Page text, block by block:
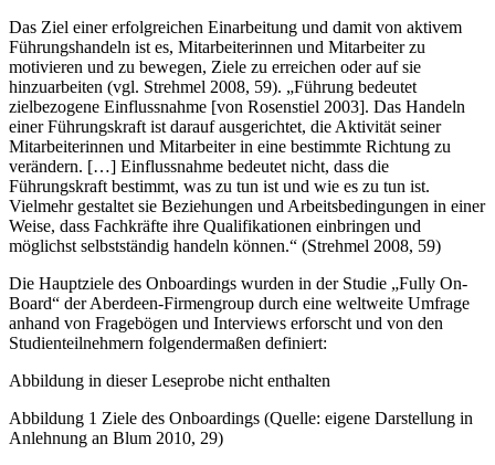
Das Ziel einer erfolgreichen Einarbeitung und damit von aktivem
Führungshandeln ist es, Mitarbeiterinnen und Mitarbeiter zu
motivieren und zu bewegen, Ziele zu erreichen oder auf sie
hinzuarbeiten (vgl. Strehmel 2008, 59). „Führung bedeutet
zielbezogene Einflussnahme [von Rosenstiel 2003]. Das Handeln
einer Führungskraft ist darauf ausgerichtet, die Aktivität seiner
Mitarbeiterinnen und Mitarbeiter in eine bestimmte Richtung zu
verändern. […] Einflussnahme bedeutet nicht, dass die
Führungskraft bestimmt, was zu tun ist und wie es zu tun ist.
Vielmehr gestaltet sie Beziehungen und Arbeitsbedingungen in einer
Weise, dass Fachkräfte ihre Qualifikationen einbringen und
möglichst selbstständig handeln können.“ (Strehmel 2008, 59)
Die Hauptziele des Onboardings wurden in der Studie „Fully On-
Board“ der Aberdeen-Firmengroup durch eine weltweite Umfrage
anhand von Fragebögen und Interviews erforscht und von den
Studienteilnehmern folgendermaßen definiert:
Abbildung in dieser Leseprobe nicht enthalten
Abbildung 1 Ziele des Onboardings (Quelle: eigene Darstellung in
Anlehnung an Blum 2010, 29)